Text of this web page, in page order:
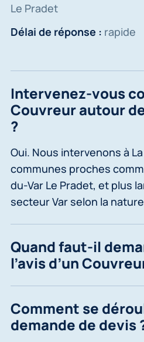
Le Pradet
Délai de réponse : rapide
Intervenez-vous
Couvreur autour
?
Oui. Nous intervenons à
communes proches
du-Var Le Pradet, et plus
secteur Var selon la
Quand faut-il
l’avis d’un
Comment se
demande de devis